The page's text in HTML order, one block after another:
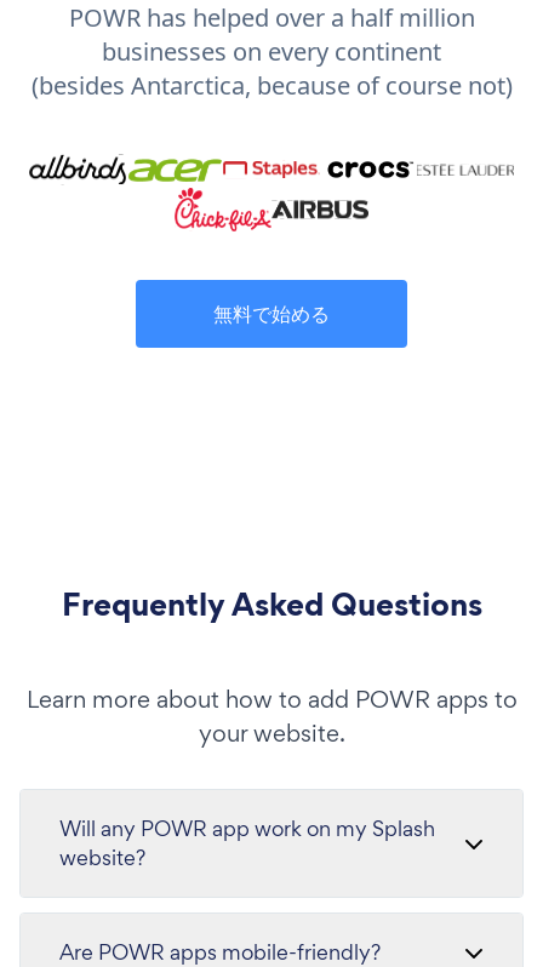
POWR has helped over a half million
businesses on every continent
(besides Antarctica, because of course not)
無料で始める
Frequently Asked Questions
Learn more about how to add POWR apps to
your website.
Will any POWR app work on my Splash
website?
Are POWR apps mobile-friendly?